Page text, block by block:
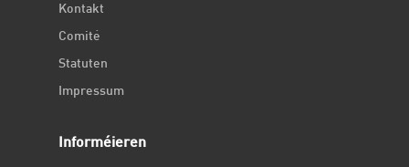
Kontakt
Comité
Statuten
Impressum
Informéieren